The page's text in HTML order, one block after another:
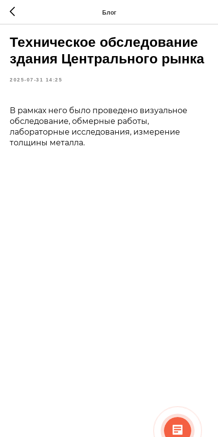
Блог
Техническое обследование
здания Центрального рынка
2025-07-31 14:25
В рамках него было проведено визуальное
обследование, обмерные работы,
лабораторные исследования, измерение
толщины металла.